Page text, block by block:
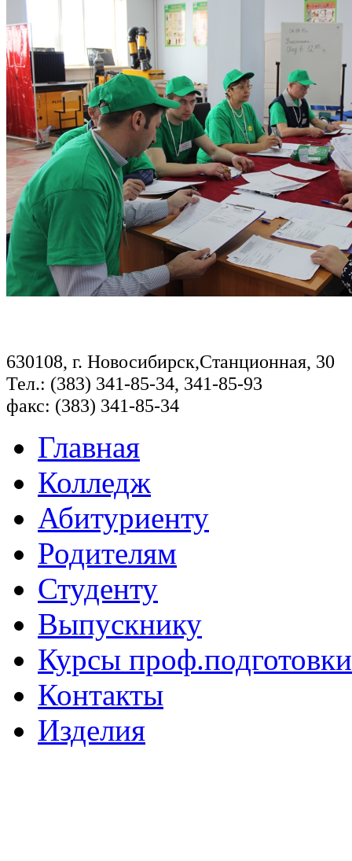
630108, г. Новосибирск,Станционная, 30
Тел.: (383) 341-85-34, 341-85-93
факс: (383) 341-85-34
Главная
Колледж
Абитуриенту
Родителям
Студенту
Выпускнику
Курсы проф.подготовки
Контакты
Изделия